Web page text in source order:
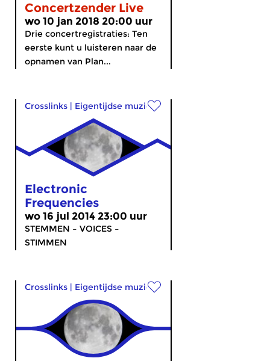
Concertzender Live
wo 10 jan 2018 20:00 uur
Drie concertregistraties: Ten
eerste kunt u luisteren naar de
opnamen van Plan...
Crosslinks | Eigentijdse muziek
Electronic
Frequencies
wo 16 jul 2014 23:00 uur
STEMMEN – VOICES –
STIMMEN
Crosslinks | Eigentijdse muziek